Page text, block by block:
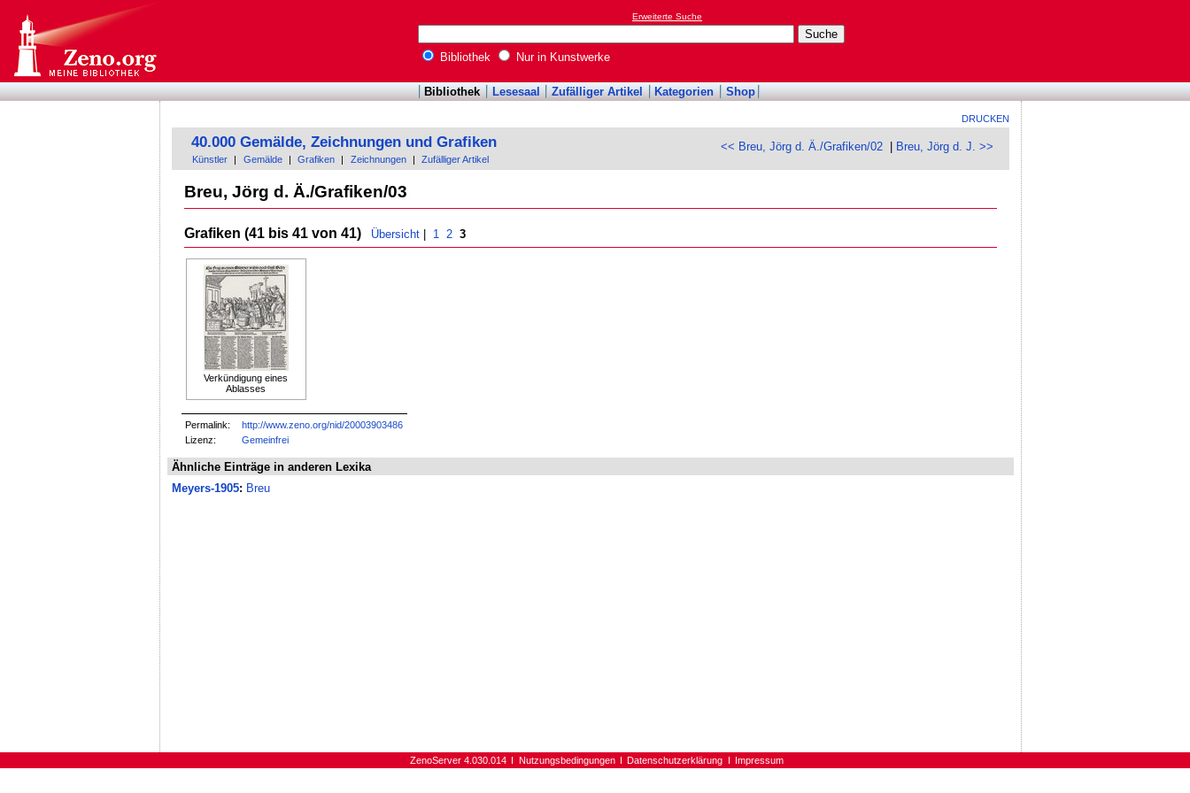
Erweiterte Suche
Bibliothek Nur in Kunstwerke
Bibliothek Lesesaal Zufälliger Artikel Kategorien Shop
DRUCKEN
<< Breu, Jörg d. Ä./Grafiken/02 Breu, Jörg d. J. >>
40.000 Gemälde, Zeichnungen und Grafiken
Künstler Gemälde Grafiken Zeichnungen Zufälliger Artikel
Breu, Jörg d. Ä./Grafiken/03
Grafiken (41 bis 41 von 41) Übersicht 1 2 3
Verkündigung eines
Ablasses
Permalink:
http://www.zeno.org/nid/20003903486
Lizenz:
Gemeinfrei
Ähnliche Einträge in anderen Lexika
Meyers-1905: Breu
ZenoServer 4.030.014 Nutzungsbedingungen Datenschutzerklärung Impressum